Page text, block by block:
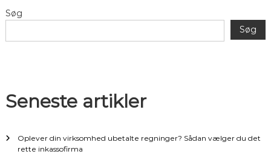
l
æ
s
Søg
Søg
Seneste artikler
Oplever din virksomhed ubetalte regninger? Sådan vælger du det
rette inkassofirma